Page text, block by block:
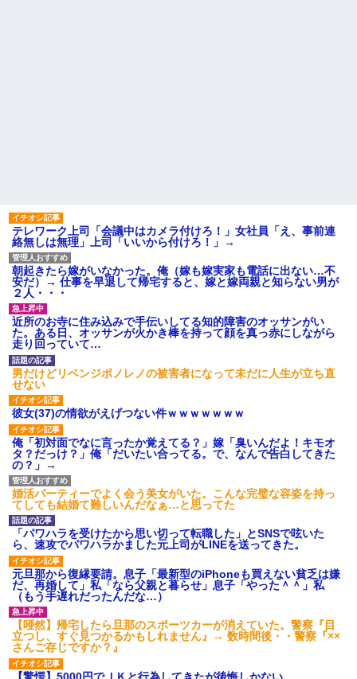
のお茶？」彼「ちっ！」私「」
【GIF】JSのカンチョーワロ
タ
後続車にクラクションを鳴ら
され彼氏が逆切れ。「何クラク
ション鳴らしてんだ！降りてこ
いよ！」と怒鳴りだし...
【衝撃】報酬100万円超の治験
募集がこちらｗｗｗｗｗ(※画像
あり)
【ネット騒然】惨殺されたタ
ワマン頂き女子のこの動画、す
げえええええｗｗｗｗｗｗｗｗ
ｗｗｗ
【愕然】白のクラウン俺氏、
高速道路左車線を制限速度で走
った結果wwwwwwwwwwww
百年の恋12-899 食べた量を
張り合ってくる
【悲報】佐藤輝明・・・２軍
でも盛大にやらかす←あまり悲
しませないでくれ
テレワーク上司「会議中はカメラ付けろ！」女社員「え、事前連
絡無しは無理」上司「いいから付けろ！」→
朝起きたら嫁がいなかった。俺（嫁も嫁実家も電話に出ない…不
安だ）→ 仕事を早退して帰宅すると、嫁と嫁両親と知らない男が
２人・・・
近所のお寺に住み込みで手伝いしてる知的障害のオッサンがい
た。ある日、オッサンが火かき棒を持って顔を真っ赤にしながら
走り回っていて…
男だけどリベンジポノレノの被害者になって未だに人生が立ち直
せない
彼女(37)の情欲がえげつない件ｗｗｗｗｗｗｗ
俺「初対面でなに言ったか覚えてる？」嫁「臭いんだよ！キモオ
タ？だっけ？」俺「だいたい合ってる。で、なんで告白してきた
の？」→
婚活パーティーでよく会う美女がいた。こんな完璧な容姿を持っ
てしても結婚て難しいんだなぁ…と思ってた
「パワハラを受けたから思い切って転職した」とSNSで呟いた
ら、速攻でパワハラかました元上司がLINEを送ってきた。
元旦那から復縁要請。息子「最新型のiPhoneも買えない貧乏は嫌
だ、再婚して」私「なら父親と暮らせ」息子「やった＾＾」私
（もう手遅れだったんだな…）
【唖然】帰宅したら旦那のスポーツカーが消えていた。警察『目
立つし、すぐ見つかるかもしれません』→ 数時間後・・警察『××
さんご存じですか？』
【驚愕】5000円でＪＫと行為してきたが後悔しかない…